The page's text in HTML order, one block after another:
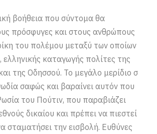
βοήθεια που σύντομα θα
πρόσφυγες και στους ανθρώπους
του πολέμου μεταξύ των οποίων
ελληνικής καταγωγής πολίτες της
της Οδησσού. Το μεγάλο μερίδιο σ
σαφώς και βαραίνει αυτόν που
του Πούτιν, που παραβιάζει
δικαίου και πρέπει να πιεστεί
σταματήσει την εισβολή. Ευθύνες